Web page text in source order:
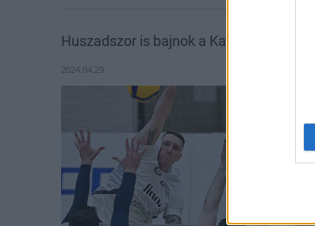
Huszadszor is bajnok a Kaposvár!
2024.04.29